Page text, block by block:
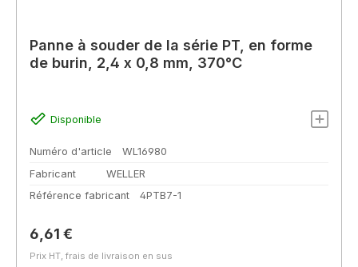
Panne à souder de la série PT, en forme
de burin, 2,4 x 0,8 mm, 370°C
Disponible
Numéro d'article
WL16980
Fabricant
WELLER
Référence fabricant
4PTB7-1
Prix régulier :
6,61 €
Prix HT, frais de livraison en sus